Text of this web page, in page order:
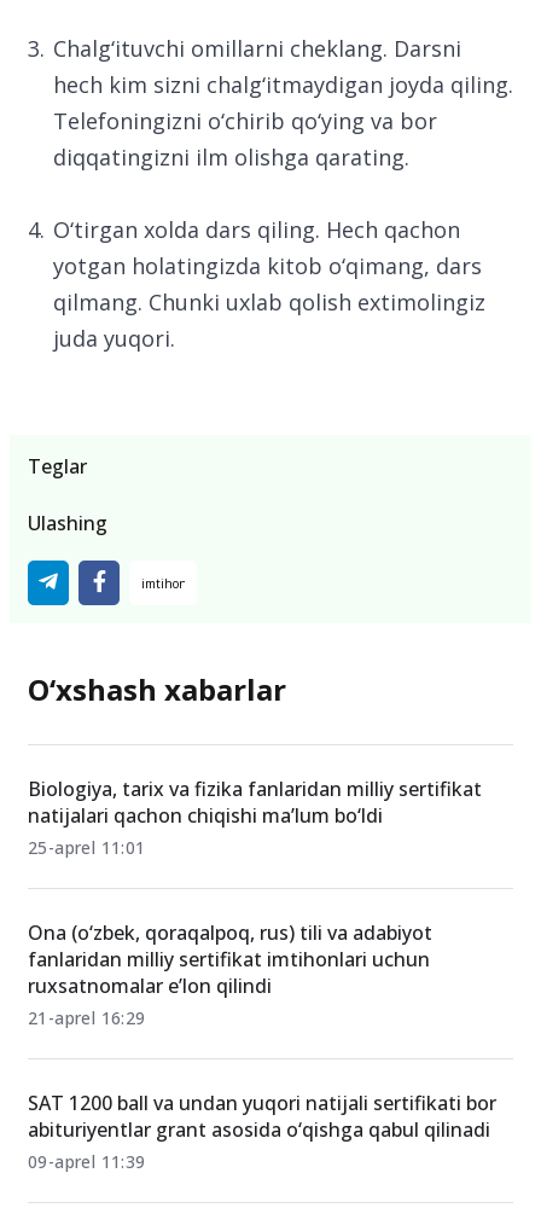
Chalg‘ituvchi omillarni cheklang. Darsni
hech kim sizni chalg‘itmaydigan joyda qiling.
Telefoningizni o‘chirib qo‘ying va bor
diqqatingizni ilm olishga qarating.
O‘tirgan xolda dars qiling. Hech qachon
yotgan holatingizda kitob o‘qimang, dars
qilmang. Chunki uxlab qolish extimolingiz
juda yuqori.
Teglar
Ulashing
O‘xshash xabarlar
Biologiya, tarix va fizika fanlaridan milliy sertifikat
natijalari qachon chiqishi ma’lum bo‘ldi
25-aprel 11:01
Ona (o‘zbek, qoraqalpoq, rus) tili va adabiyot
fanlaridan milliy sertifikat imtihonlari uchun
ruxsatnomalar e’lon qilindi
21-aprel 16:29
SAT 1200 ball va undan yuqori natijali sertifikati bor
abituriyentlar grant asosida o‘qishga qabul qilinadi
09-aprel 11:39